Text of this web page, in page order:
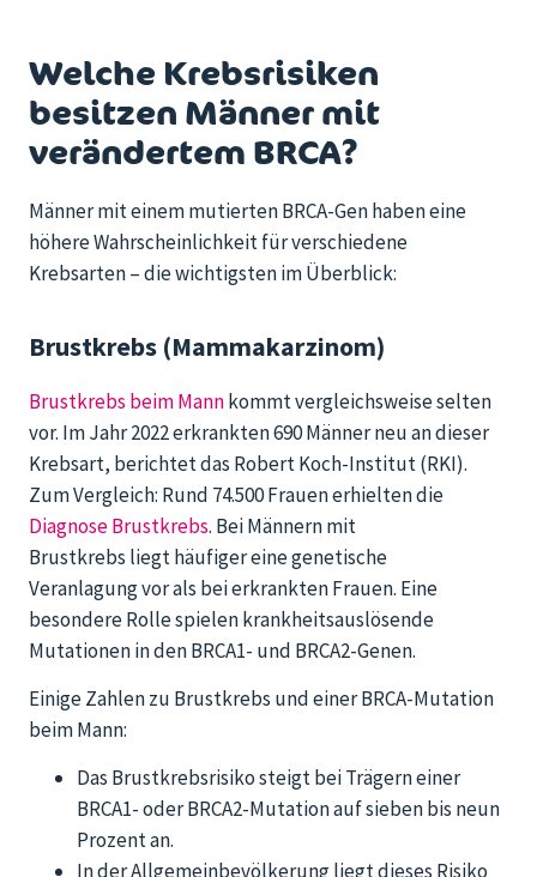
Welche Krebsrisiken
besitzen Männer mit
verändertem BRCA?
Männer mit einemmutierten BRCA-Genhaben eine
höhereWahrscheinlichkeit für verschiedene
Krebsarten– die wichtigsten im Überblick:
Brustkrebs (Mammakarzinom)
Brustkrebs beim Mannkommt vergleichsweise selten
vor. Im Jahr 2022 erkrankten 690 Männer neu an dieser
Krebsart, berichtet das Robert Koch-Institut (RKI).
Zum Vergleich: Rund 74.500 Frauen erhielten die
Diagnose Brustkrebs. Bei Männern mit
Brustkrebs liegt häufiger eine genetische
Veranlagung vor als bei erkrankten Frauen. Eine
besondere Rolle spielen krankheitsauslösende
Mutationen in den BRCA1- und BRCA2-Genen.
Einige Zahlen zu Brustkrebs und einer BRCA-Mutation
beim Mann:
Das Brustkrebsrisiko steigt bei Trägern einer
BRCA1- oder BRCA2-Mutation auf sieben bis neun
Prozent an.
In der Allgemeinbevölkerung liegt dieses Risiko